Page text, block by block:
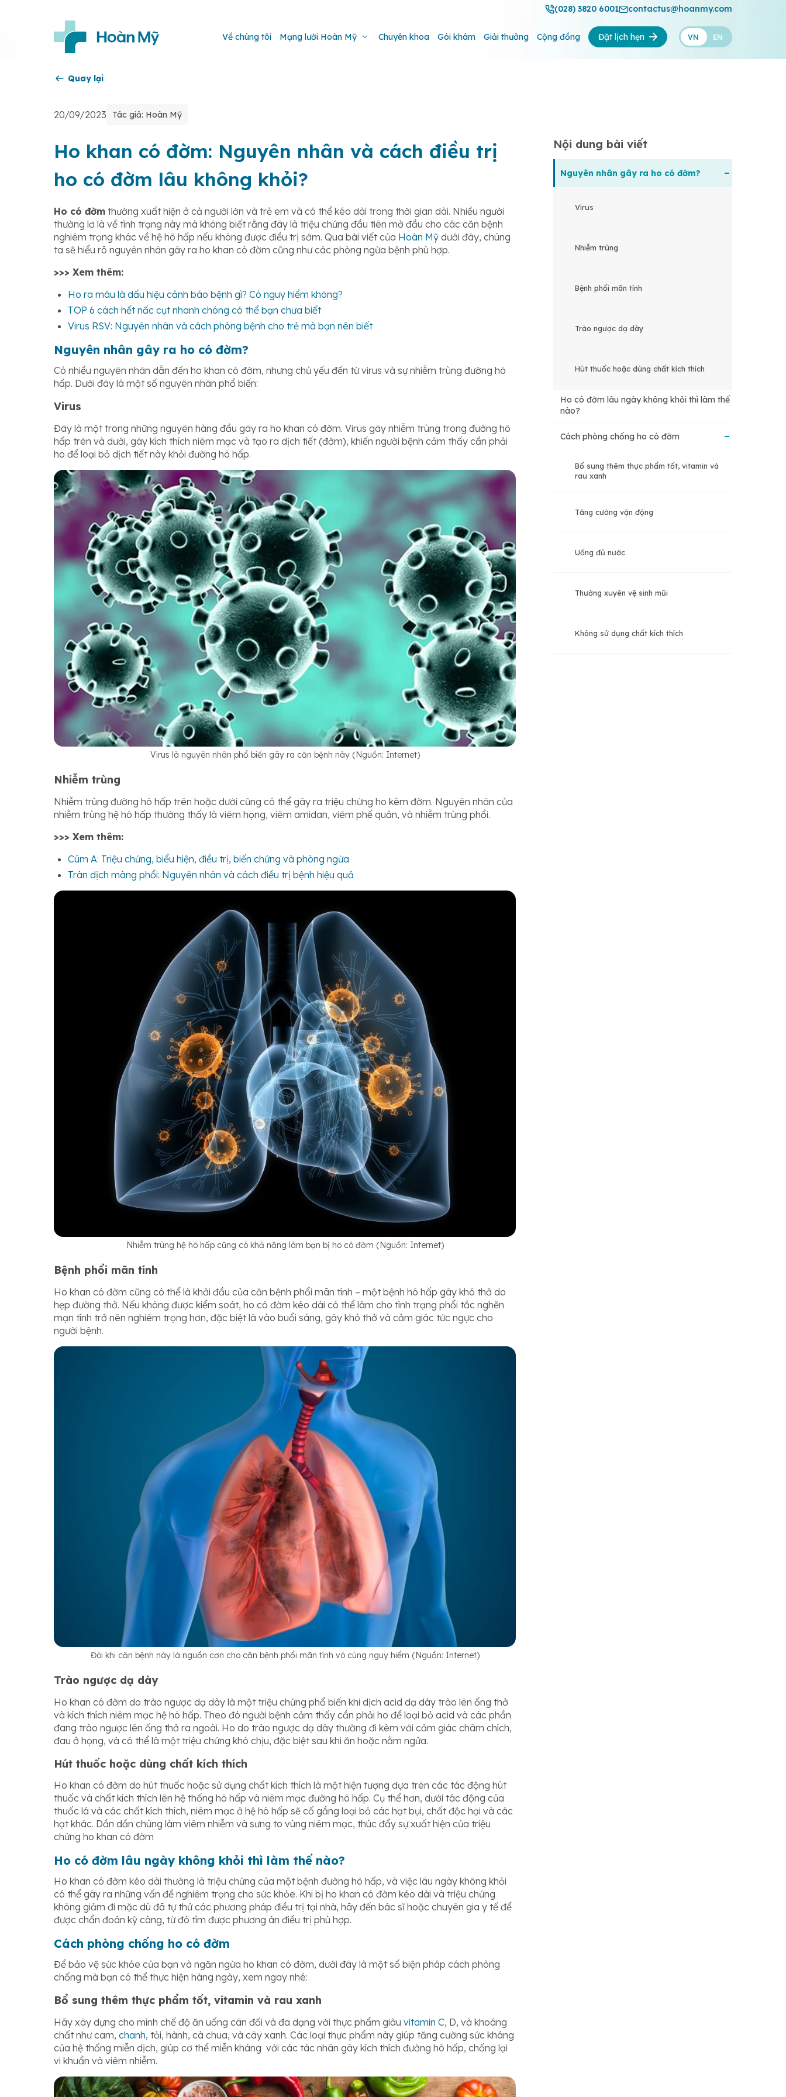
(028) 3820 6001 contactus@hoanmy.com
Về chúng tôi Mạng lưới Hoàn Mỹ Chuyên khoa Gói khám Giải thưởng Cộng đồng Đặt lịch hẹn VN EN
Quay lại
20/09/2023 Tác giả: Hoàn Mỹ
Ho khan có đờm: Nguyên nhân và cách điều trị
ho có đờm lâu không khỏi?
Ho có đờm thường xuất hiện ở cả người lớn và trẻ em và có thể kéo dài trong thời gian dài. Nhiều người
thường lơ là về tình trạng này mà không biết rằng đây là triệu chứng đầu tiên mở đầu cho các căn bệnh
nghiêm trọng khác về hệ hô hấp nếu không được điều trị sớm. Qua bài viết của Hoàn Mỹ dưới đây, chúng
ta sẽ hiểu rõ nguyên nhân gây ra ho khan có đờm cũng như các phòng ngừa bệnh phù hợp.
>>> Xem thêm:
Ho ra máu là dấu hiệu cảnh báo bệnh gì? Có nguy hiểm không?
TOP 6 cách hết nấc cụt nhanh chóng có thể bạn chưa biết
Virus RSV: Nguyên nhân và cách phòng bệnh cho trẻ mà bạn nên biết
Nguyên nhân gây ra ho có đờm?
Có nhiều nguyên nhân dẫn đến ho khan có đờm, nhưng chủ yếu đến từ virus và sự nhiễm trùng đường hô
hấp. Dưới đây là một số nguyên nhân phổ biến:
Virus
Đây là một trong những nguyên hàng đầu gây ra ho khan có đờm. Virus gây nhiễm trùng trong đường hô
hấp trên và dưới, gây kích thích niêm mạc và tạo ra dịch tiết (đờm), khiến người bệnh cảm thấy cần phải
ho để loại bỏ dịch tiết này khỏi đường hô hấp.
Virus là nguyên nhân phổ biến gây ra căn bệnh này (Nguồn: Internet)
Nhiễm trùng
Nhiễm trùng đường hô hấp trên hoặc dưới cũng có thể gây ra triệu chứng ho kèm đờm. Nguyên nhân của
nhiễm trùng hệ hô hấp thường thấy là viêm họng, viêm amidan, viêm phế quản, và nhiễm trùng phổi.
>>> Xem thêm:
Cúm A: Triệu chứng, biểu hiện, điều trị, biến chứng và phòng ngừa
Tràn dịch màng phổi: Nguyên nhân và cách điều trị bệnh hiệu quả
Nhiễm trùng hệ hô hấp cũng có khả năng làm bạn bị ho có đờm (Nguồn: Internet)
Bệnh phổi mãn tính
Ho khan có đờm cũng có thể là khởi đầu của căn bệnh phổi mãn tính – một bệnh hô hấp gây khó thở do
hẹp đường thở. Nếu không được kiểm soát, ho có đờm kéo dài có thể làm cho tình trạng phổi tắc nghẽn
mạn tính trở nên nghiêm trọng hơn, đặc biệt là vào buổi sáng, gây khó thở và cảm giác tức ngực cho
người bệnh.
Đôi khi căn bệnh này là nguồn cơn cho căn bệnh phổi mãn tính vô cùng nguy hiểm (Nguồn: Internet)
Trào ngược dạ dày
Ho khan có đờm do trào ngược dạ dày là một triệu chứng phổ biến khi dịch acid dạ dày trào lên ống thở
và kích thích niêm mạc hệ hô hấp. Theo đó người bệnh cảm thấy cần phải ho để loại bỏ acid và các phần
đang trào ngược lên ống thở ra ngoài. Ho do trào ngược dạ dày thường đi kèm với cảm giác châm chích,
đau ở họng, và có thể là một triệu chứng khó chịu, đặc biệt sau khi ăn hoặc nằm ngửa.
Hút thuốc hoặc dùng chất kích thích
Ho khan có đờm do hút thuốc hoặc sử dụng chất kích thích là một hiện tượng dựa trên các tác động hút
thuốc và chất kích thích lên hệ thống hô hấp và niêm mạc đường hô hấp. Cụ thể hơn, dưới tác động của
thuốc lá và các chất kích thích, niêm mạc ở hệ hô hấp sẽ cố gắng loại bỏ các hạt bụi, chất độc hại và các
hạt khác. Dần dần chúng làm viêm nhiễm và sưng to vùng niêm mạc, thúc đẩy sự xuất hiện của triệu
chứng ho khan có đờm
Ho có đờm lâu ngày không khỏi thì làm thế nào?
Ho khan có đờm kéo dài thường là triệu chứng của một bệnh đường hô hấp, và việc lâu ngày không khỏi
có thể gây ra những vấn đề nghiêm trọng cho sức khỏe. Khi bị ho khan có đờm kéo dài và triệu chứng
không giảm đi mặc dù đã tự thử các phương pháp điều trị tại nhà, hãy đến bác sĩ hoặc chuyên gia y tế để
được chẩn đoán kỹ càng, từ đó tìm được phương án điều trị phù hợp.
Cách phòng chống ho có đờm
Để bảo vệ sức khỏe của bạn và ngăn ngừa ho khan có đờm, dưới đây là một số biện pháp cách phòng
chống mà bạn có thể thực hiện hàng ngày, xem ngay nhé:
Bổ sung thêm thực phẩm tốt, vitamin và rau xanh
Hãy xây dựng cho mình chế độ ăn uống cân đối và đa dạng với thực phẩm giàu vitamin C, D, và khoáng
chất như cam, chanh, tỏi, hành, cà chua, và cây xanh. Các loại thực phẩm này giúp tăng cường sức kháng
của hệ thống miễn dịch, giúp cơ thể miễn kháng với các tác nhân gây kích thích đường hô hấp, chống lại
vi khuẩn và viêm nhiễm.
Nội dung bài viết
Nguyên nhân gây ra ho có đờm?
Virus
Nhiễm trùng
Bệnh phổi mãn tính
Trào ngược dạ dày
Hút thuốc hoặc dùng chất kích thích
Ho có đờm lâu ngày không khỏi thì làm thế
nào?
Cách phòng chống ho có đờm
Bổ sung thêm thực phẩm tốt, vitamin và
rau xanh
Tăng cường vận động
Uống đủ nước
Thường xuyên vệ sinh mũi
Không sử dụng chất kích thích